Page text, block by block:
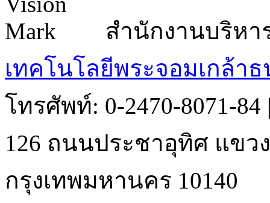
สำนักงานบริห
เทคโนโลยีพระจอมเกล้า
โทรศัพท์: 0-2470-8071-84
126 ถนนประชาอุทิศ แขว
กรุงเทพมหานคร 10140